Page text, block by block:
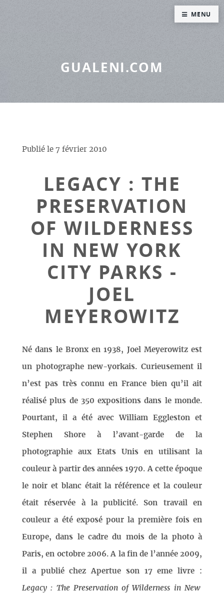
GUALENI.COM
Publié le 7 février 2010
LEGACY : THE
PRESERVATION
OF WILDERNESS
IN NEW YORK
CITY PARKS -
JOEL
MEYEROWITZ
Né dans le Bronx en 1938, Joel Meyerowitz est
un photographe new-yorkais. Curieusement il
n’est pas très connu en France bien qu’il ait
réalisé plus de 350 expositions dans le monde.
Pourtant, il a été avec William Eggleston et
Stephen Shore à l’avant-garde de la
photographie aux Etats Unis en utilisant la
couleur à partir des années 1970. A cette époque
le noir et blanc était la référence et la couleur
était réservée à la publicité. Son travail en
couleur a été exposé pour la première fois en
Europe, dans le cadre du mois de la photo à
Paris, en octobre 2006. A la fin de l’année 2009,
il a publié chez Apertue son 17 eme livre :
Legacy : The Preservation of Wilderness in New
MENU